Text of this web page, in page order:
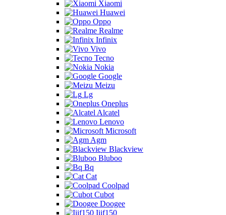
Xiaomi
Huawei
Oppo
Realme
Infinix
Vivo
Tecno
Nokia
Google
Meizu
Lg
Oneplus
Alcatel
Lenovo
Microsoft
Agm
Blackview
Bluboo
Bq
Cat
Coolpad
Cubot
Doogee
Iiif150